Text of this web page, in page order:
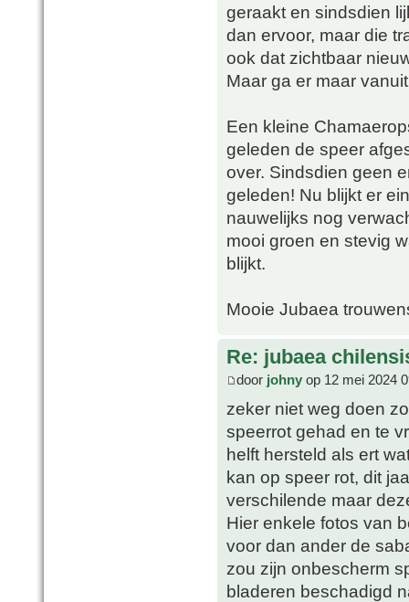
geraakt en sindsdien
dan ervoor, maar die
ook dat zichtbaar
Maar ga er maar
Een kleine
geleden de speer
over. Sindsdien geen
geleden! Nu blijkt er
nauwelijks nog
mooi groen en stevig
blijkt.
Mooie Jubaea
Re: jubaea
door johny op 12 mei 2024
zeker niet weg doen
speerrot gehad en te
helft hersteld als ert
kan op speer rot, dit
verschilende maar
Hier enkele fotos van
voor dan ander de
zou zijn onbescherm
bladeren beschadigd